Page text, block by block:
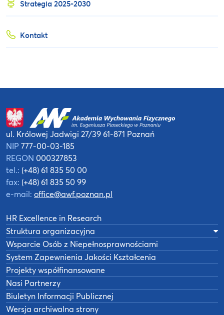
Strategia 2025-2030
Kontakt
ul. Królowej Jadwigi 27/3961-871 Poznań
NIP 777-00-03-185
REGON 000327853
tel.: (+48) 61 835 50 00
fax: (+48) 61 835 50 99
e-mail: office@awf.poznan.pl
HR Excellence in Research
Struktura organizacyjna
Wsparcie Osób z Niepełnosprawnościami
System Zapewnienia Jakości Kształcenia
Projekty współfinansowane
Nasi Partnerzy
Biuletyn Informacji Publicznej
Wersja archiwalna strony